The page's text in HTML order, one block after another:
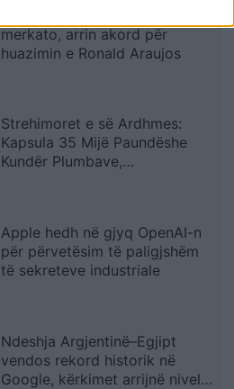
merkato, arrin akord për
huazimin e Ronald Araujos
Strehimoret e së Ardhmes:
Kapsula 35 Mijë Paundëshe
Kundër Plumbave,
Apple hedh në gjyq OpenAI-n
për përvetësim të paligjshëm
të sekreteve industriale
Ndeshja Argjentinë–Egjipt
vendos rekord historik në
Google, kërkimet arrijnë nivele